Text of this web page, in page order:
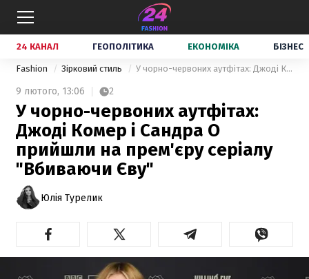
24 КАНАЛ ГЕОПОЛІТИКА ЕКОНОМІКА БІЗНЕС
Fashion Зірковий стиль У чорно-червоних аутфітах: Джоді Комер і Сандра О прийшли на прем'єру серіалу "Вбиваючи Єву"
9 лютого, 13:06 2
У чорно-червоних аутфітах:
Джоді Комер і Сандра О
прийшли на прем'єру серіалу
"Вбиваючи Єву"
Юлія Турелик